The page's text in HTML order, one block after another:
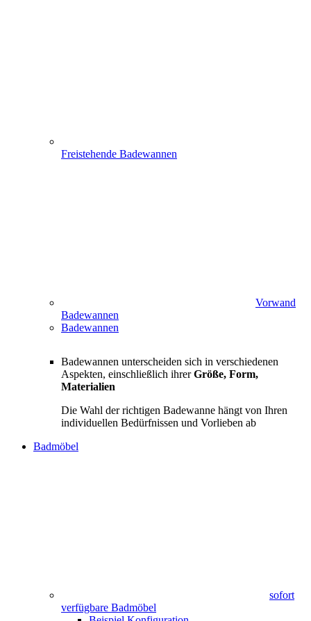
Freistehende Badewannen
Vorwand
Badewannen
Badewannen
Badewannen unterscheiden sich in verschiedenen
Aspekten, einschließlich ihrerGröße, Form,
Materialien
Die Wahl der richtigen Badewanne hängt von Ihren
individuellen Bedürfnissen und Vorlieben ab
Badmöbel
sofort
verfügbare Badmöbel